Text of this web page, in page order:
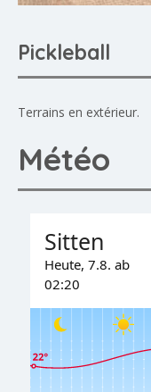
Pickleball
Terrains en extérieur.
Météo